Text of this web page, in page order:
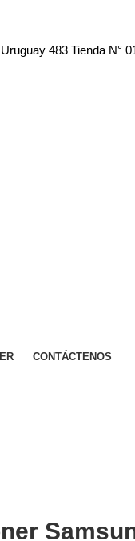
Uruguay 483 Tienda N°
CONTÁCTENOS